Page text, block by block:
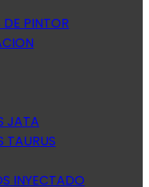
DE PINTOR
JATA
TAURUS
INYECTADO